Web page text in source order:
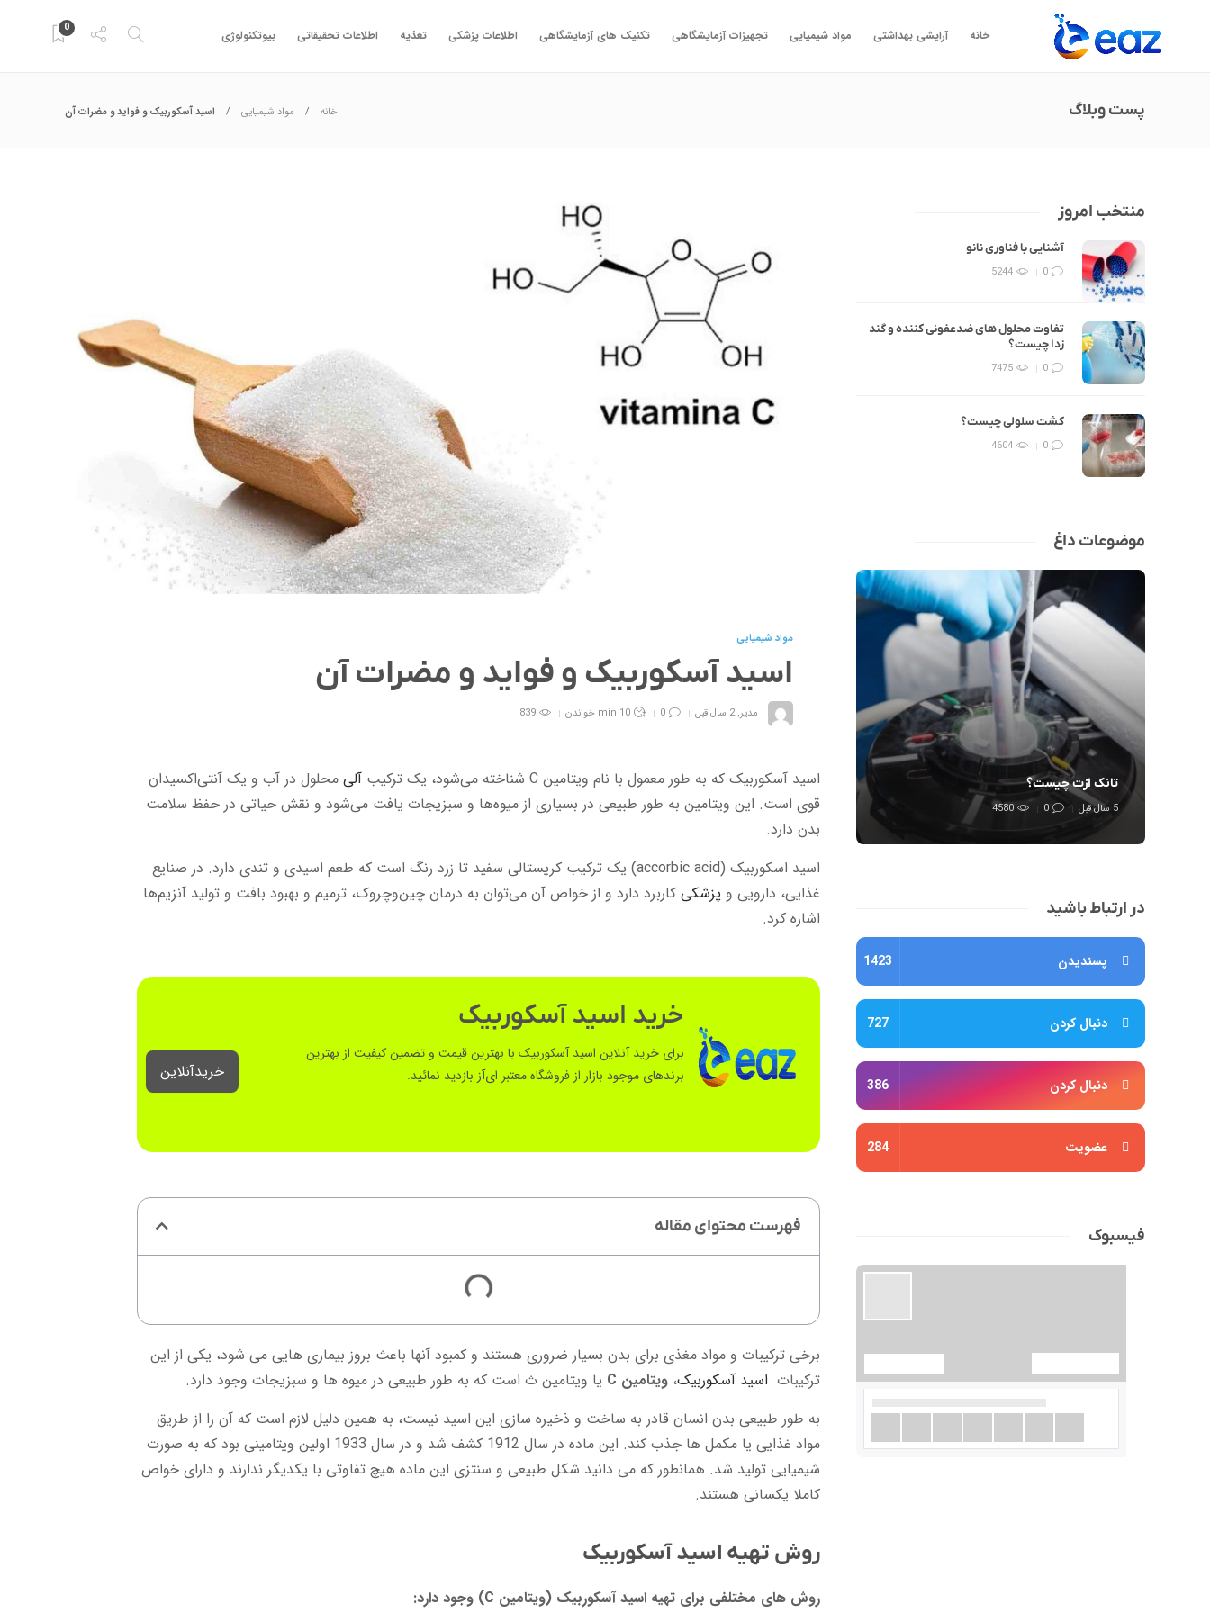
خانه آرایشی بهداشتی مواد شیمیایی تجهیزات آزمایشگاهی تکنیک های آزمایشگاهی اطلاعات پزشکی تغذیه اطلاعات تحقیقاتی بیوتکنولوژی 0
پست وبلاگ خانه مواد شیمیایی اسید آسکوربیک و فواید و مضرات آن
مواد شیمیایی
اسید آسکوربیک و فواید و مضرات آن
مدیر,2 سال قبل 0
10 min خواندن 839
اسید آسکوربیک که به طور معمول با نام ویتامین C شناخته می‌شود، یک ترکیب آلیمحلول در آب و یک آنتی‌اکسیدان
قوی است. این ویتامین به طور طبیعی در بسیاری از میوه‌ها و سبزیجات یافت می‌شود و نقش حیاتی در حفظ سلامت
بدن دارد.
اسید اسکوربیک (accorbic acid) یک ترکیب کریستالی سفید تا زرد رنگ است که طعم اسیدی و تندی دارد. در صنایع
غذایی، دارویی و پزشکیکاربرد دارد و از خواص آن می‌توان به درمان چین‌و‌چروک، ترمیم و بهبود بافت و تولید آنزیم‌ها
اشاره کرد.
خرید اسید آسکوربیک
برای خرید آنلاین اسید آسکوربیک با بهترین قیمت و تضمین کیفیت از بهترین
برندهای موجود بازار از فروشگاه معتبر ای‌آز بازدید نمائید.
خرید‌آنلاین
فهرست محتوای مقاله
برخی ترکیبات و مواد مغذی برای بدن بسیار ضروری هستند و کمبود آنها باعث بروز بیماری هایی می شود، یکی از این
ترکیبات اسید آسکوربیک، ویتامین C
یا ویتامین ث است که به طور طبیعی در میوه ها و سبزیجات وجود دارد.
به طور طبیعی بدن انسان قادر به ساخت و ذخیره سازی این اسید نیست، به همین دلیل لازم است که آن را از طریق
مواد غذایی یا مکمل ها جذب کند. این ماده در سال 1912 کشف شد و در سال 1933 اولین ویتامینی بود که به صورت
شیمیایی تولید شد. همانطور که می دانید شکل طبیعی و سنتزی این ماده هیچ تفاوتی با یکدیگر ندارند و دارای خواص
کاملا یکسانی هستند.
روش تهیه اسید آسکوربیک
روش های مختلفی برای تهیه اسید آسکوربیک (ویتامین C) وجود دارد:
منتخب امروز
آشنایی با فناوری نانو
0
5244
تفاوت محلول های ضدعفونی کننده و گند
زدا چیست؟
0
7475
کشت سلولی چیست؟
0
4604
موضوعات داغ
تانک ازت چیست؟
5 سال قبل 0
4580
در ارتباط باشید
پسندیدن 1423
دنبال کردن 727
دنبال کردن 386
عضویت 284
فیسبوک